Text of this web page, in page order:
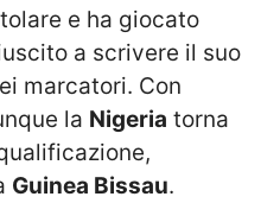
e ha giocato
a scrivere il suo
marcatori. Con
la Nigeria torna
Guinea Bissau.